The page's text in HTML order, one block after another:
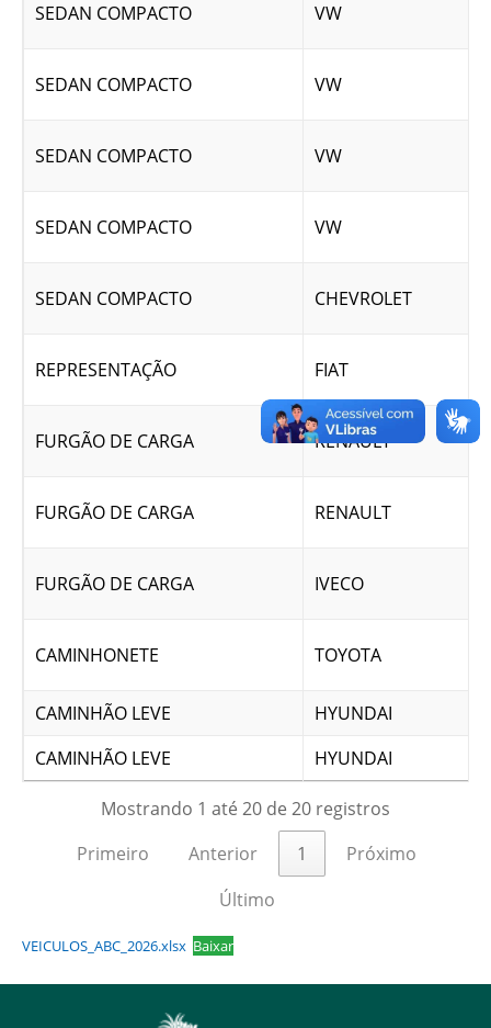
SEDAN COMPACTO VW
SEDAN COMPACTO VW
SEDAN COMPACTO VW
SEDAN COMPACTO VW
SEDAN COMPACTO CHEVROLET
REPRESENTAÇÃO FIAT
FURGÃO DE CARGA RENAULT
FURGÃO DE CARGA RENAULT
FURGÃO DE CARGA IVECO
CAMINHONETE TOYOTA
CAMINHÃO LEVE
HYUNDAI
CAMINHÃO LEVE
HYUNDAI
Mostrando 1 até 20 de 20 registros
Primeiro
Anterior 1
Próximo
Último
VEICULOS_ABC_2026.xlsx Baixar